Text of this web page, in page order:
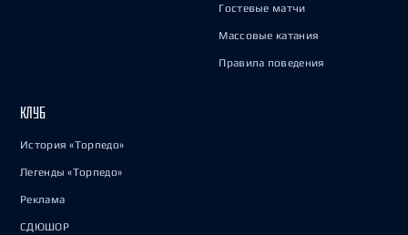
Гостевые матчи
Массовые катания
Правила поведения
КЛУБ
История «Торпедо»
Легенды «Торпедо»
Реклама
СДЮШОР